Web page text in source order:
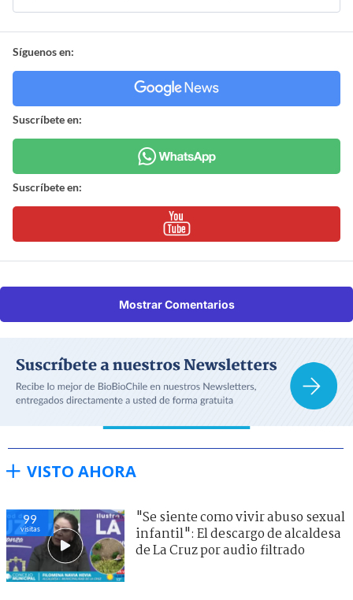
Síguenos en:
Suscríbete en:
Suscríbete en:
Mostrar Comentarios
VISTO AHORA
101
visitas
"Se siente como vivir abuso sexual
infantil": El descargo de alcaldesa
de La Cruz por audio filtrado